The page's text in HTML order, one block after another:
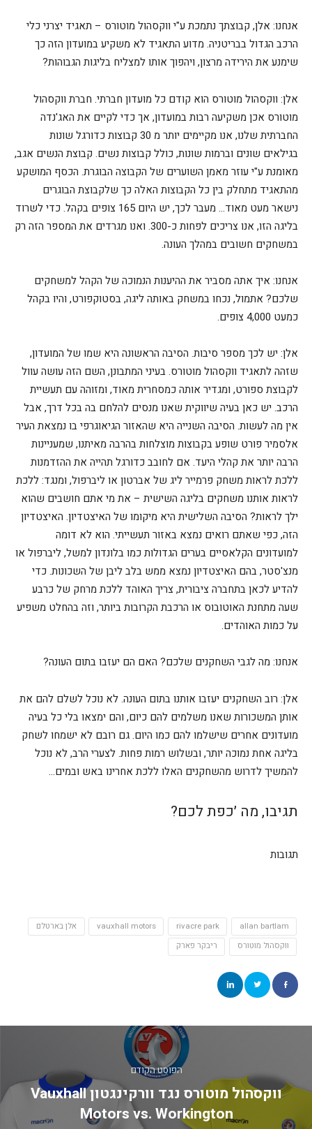
אנחנו: אלן, קבוצתך נתמכת ע"י ווקסהול מוטורס – תאגיד יצרני כלי
הרכב הגדול בבריטניה. מדוע התאגיד לא משקיע במועדון הזה כך
שימנע את הירידה מרצון, ויהפוך אותו למצליח בליגות הגבוהות?
אלן: ווקסהול מוטורס הוא קודם כל מועדון חברתי. חברת ווקסהול
מוטורס אכן משקיעה רבות במועדון, אך כדי לקיים את האג'נדה
החברתית שלנו, אנו מקיימים יותר מ 30 קבוצות כדורגל שונות
בגילאים שונים וברמות שונות, כולל קבוצות נשים. קבוצת הנשים אגב,
מאומנת ע"י עוזר מאמן השוערים של הקבוצה הבוגרת. הכסף המושקע
מהתאגיד מתחלק בין כל הקבוצות האלה כך שלקבוצת הבוגרים
נישאר מעט מאוד… מעבר לכך, יש היום 165 צופים בקהל. כדי לשרוד
בליגה הזו, אנו צריכים לפחות כ-300. ואנו מגרדים את המספר הזה רק
במשחקים חשובים במהלך העונה.
אנחנו: איך אתה מסביר את ההיענות הנמוכה של הקהל למשחקים
שלכם? אתמול, נכחו במשחק באותה ליגה, בסטוקפורט, והיו בקהל
כמעט 4,000 צופים.
אלן: יש לכך מספר סיבות. הסיבה הראשונה היא שמו של המועדון,
שזהה לתאגיד ווקסהול מוטורס. בעיני המתבונן, השם הזה עושה עוול
לקבוצת ספורט, ומגדיר אותה כמסחרית מאוד, ומזוהה עם תעשיית
הרכב. יש כאן בעיה שיווקית שאנו מנסים להלחם בה בכל דרך, אבל
אין מה לעשות. הסיבה השנייה היא שהאזור הגיאוגרפי בו נמצאת העיר
אלסמיר פורט שופע בקבוצות מוצלחות בהרבה מאיתנו, שמעניינות
הרבה יותר את קהלי היעד. אם לחובב כדורגל תהייה את ההזדמנות
ללכת לראות משחק פרמייר ליג של אברטון או ליברפול, ומנגד: ללכת
לראות אותנו משחקים בליגה השישית – את מי אתם חושבים שהוא
ילך לראות? הסיבה השלישית היא מיקומו של האיצטדיון. האיצטדיון
הזה, כפי שאתם רואים נמצא באזור תעשייתי. הוא לא דומה
למועדונים הקלאסיים בערים הגדולות כמו בלונדון למשל, ליברפול או
מנצ'סטר, בהם האיצטדיון נמצא ממש בלב ליבן של השכונות. כדי
להדיע לכאן בתחברה ציבורית, צריך האוהד ללכת מרחק של כרבע
שעה מתחנת האוטובוס או הרכבת הקרובות ביותר, וזה בהחלט משפיע
על כמות האוהדים.
אנחנו: מה לגבי השחקנים שלכם? האם הם יעזבו בתום העונה?
אלן: רוב השחקנים יעזבו אותנו בתום העונה. לא נוכל לשלם להם את
אותן המשכורות שאנו משלמים להם כיום, והם ימצאו בלי כל בעיה
מועדונים אחרים שישלמו להם כמו היום. גם רובם לא ישמחו לשחק
בליגה אחת נמוכה יותר, ובשלוש רמות פחות. לצערי הרב, לא נוכל
להמשיך לדרוש מהשחקנים האלו ללכת אחרינו באש ובמים…
תגיבו, מה ׳כפת לכם?
תגובות
allan bartlam
rivacre park
vauxhall motors
אלן בארטלם
ווקסהול מוטורס
ריבקר פארק
הפוסט הקודם
ווקסהול מוטורס נגד וורקינגטון Vauxhall
Motors vs. Workington